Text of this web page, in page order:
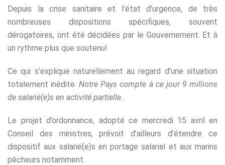
Depuis la crise sanitaire et l’état d’urgence, de très
nombreuses dispositions spécifiques, souvent
dérogatoires, ont été décidées par le Gouvernement. Et à
un rythme plus que soutenu!
Ce qui s’explique naturellement au regard d’une situation
totalement inédite.Notre Pays compte à ce jour 9 millions
de salarié(e)s en activité partielle…
Le projet d’ordonnance, adopté ce mercredi 15 avril en
Conseil des ministres, prévoit d’ailleurs d’étendre ce
dispositif aux salarié(e)s en portage salarial et aux marins
pêcheurs notamment.